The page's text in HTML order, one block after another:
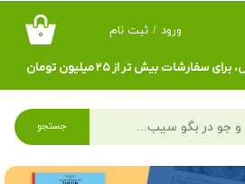
۰ ورود / ثبت نام
بیش تر از ۲۵ میلیون تومان
جستجو